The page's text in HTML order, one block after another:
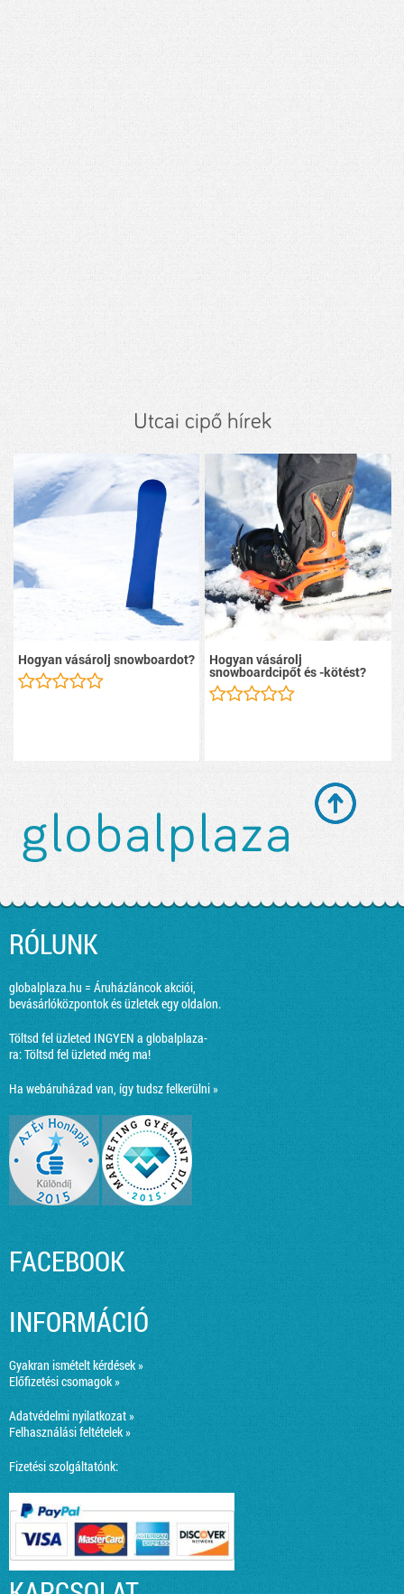
Utcai cipő hírek
Hogyan vásárolj snowboardot? Hogyan vásárolj
snowboardcipőt és -kötést?
RÓLUNK
globalplaza.hu = Áruházláncok akciói,
bevásárlóközpontok és üzletek egy oldalon.
Töltsd fel üzleted INGYEN a globalplaza-
ra:Töltsd fel üzleted még ma!
Ha webáruházad van, így tudsz felkerülni »
FACEBOOK
INFORMÁCIÓ
Gyakran ismételt kérdések »
Előfizetési csomagok »
Adatvédelmi nyilatkozat »
Felhasználási feltételek »
Fizetési szolgáltatónk: